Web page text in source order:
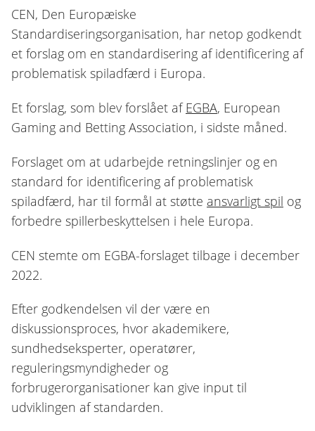
CEN, Den Europæiske
Standardiseringsorganisation, har netop godkendt
et forslag om en standardisering af identificering af
problematisk spiladfærd i Europa.
Et forslag, som blev forslået afEGBA, European
Gaming and Betting Association, i sidste måned.
Forslaget om at udarbejde retningslinjer og en
standard for identificering af problematisk
spiladfærd, har til formål at støtte ansvarligt spil og
forbedre spillerbeskyttelsen i hele Europa.
CEN stemte om EGBA-forslaget tilbage i december
2022.
Efter godkendelsen vil der være en
diskussionsproces, hvor akademikere,
sundhedseksperter, operatører,
reguleringsmyndigheder og
forbrugerorganisationer kan give input til
udviklingen af standarden.